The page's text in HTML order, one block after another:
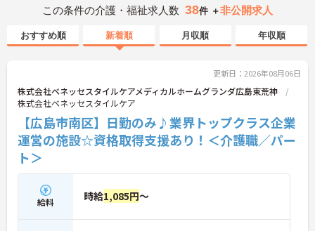
この条件の介護・福祉求人数 38件 ＋非公開求人
おすすめ順 新着順 月収順 年収順
更新日：2026年08月06日
株式会社ベネッセスタイルケアメディカルホームグランダ広島東荒神
株式会社ベネッセスタイルケア
【広島市南区】日勤のみ♪業界トップクラス企業
運営の施設☆資格取得支援あり！＜介護職／パー
ト＞
給料 時給1,085円～